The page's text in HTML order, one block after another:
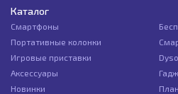
Каталог
Смартфоны
Портативные колонки
Игровые приставки
Аксессуары
Новинки